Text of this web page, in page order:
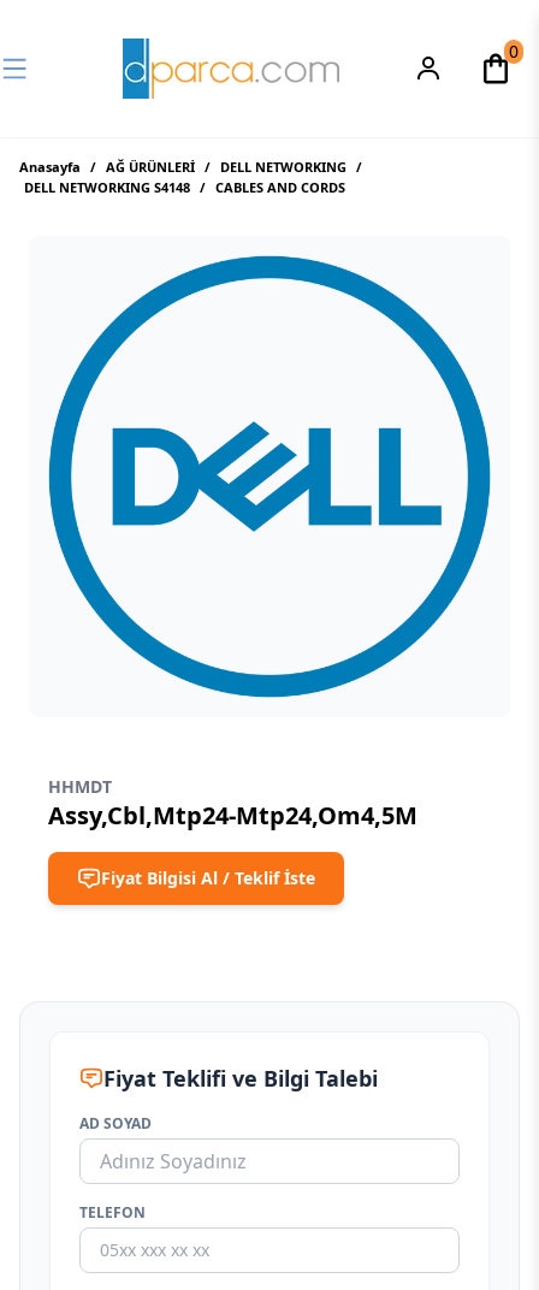
0
Anasayfa / AĞ ÜRÜNLERİ / DELL NETWORKING /
DELL NETWORKING S4148 / CABLES AND CORDS
HHMDT
Assy,Cbl,Mtp24-Mtp24,Om4,5M
Fiyat Bilgisi Al / Teklif İste
Fiyat Teklifi ve Bilgi Talebi
AD SOYAD
TELEFON